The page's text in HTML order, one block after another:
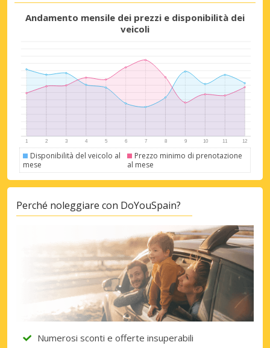
Andamento mensile dei prezzi e disponibilità dei
veicoli
Disponibilità del veicolo al
mese
Prezzo minimo di prenotazione
al mese
Perché noleggiare con DoYouSpain?
Numerosi sconti e offerte insuperabili